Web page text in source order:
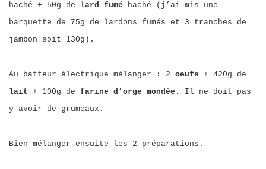
haché + 50g de lard fumé haché (j’ai mis une
barquette de 75g de lardons fumés et 3 tranches de
jambon soit 130g).
Au batteur électrique mélanger : 2 oeufs + 420g de
lait + 100g de farine d’orge mondée . Il ne doit pas
y avoir de grumeaux.
Bien mélanger ensuite les 2 préparations.